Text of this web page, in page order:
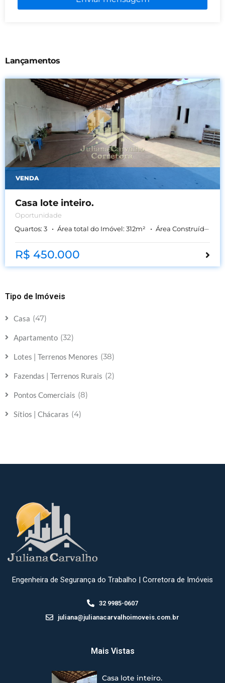
Lançamentos
VENDA
Casa lote inteiro.
Oportunidade
Quartos: 3 Área total do Imóvel: 312m² Área Construída:
R$ 450.000
Tipo de Imóveis
Casa (47)
Apartamento (32)
Lotes | Terrenos Menores (38)
Fazendas | Terrenos Rurais (2)
Pontos Comerciais (8)
Sítios | Chácaras (4)
Engenheira de Segurança do Trabalho | Corretora de Imóveis
32 9985-0607
juliana@julianacarvalhoimoveis.com.br
Mais Vistas
Casa lote inteiro.